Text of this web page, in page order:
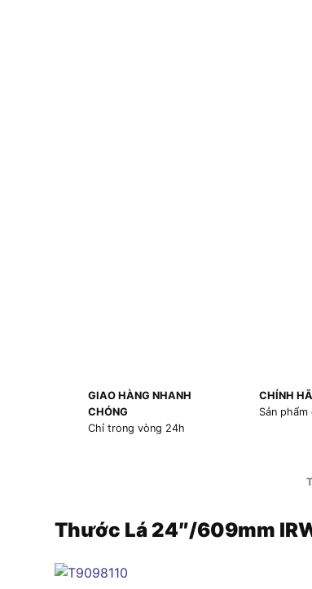
GIAO HÀNG NHANH
CHÓNG
Chỉ trong vòng 24h
CHÍNH
Sản phẩm
Thước Lá 24″/609mm